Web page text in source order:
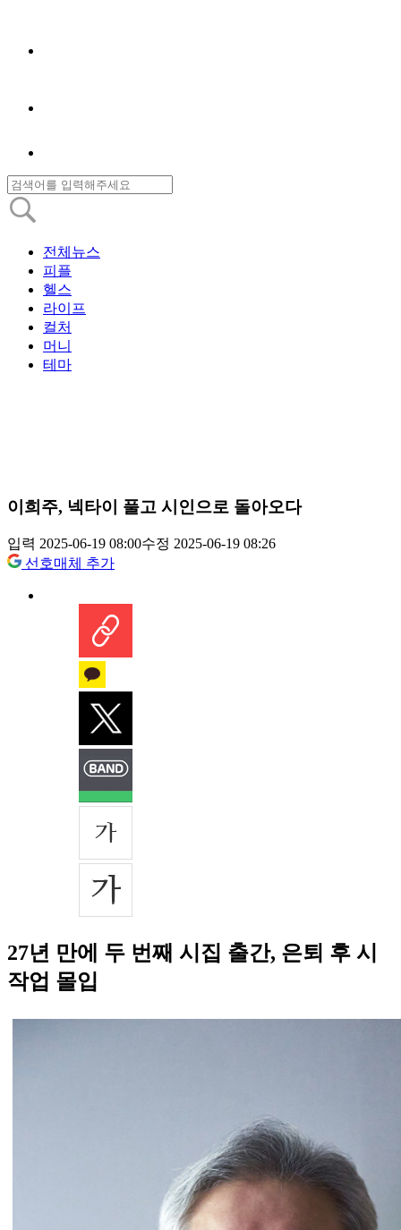
전체뉴스
피플
헬스
라이프
컬처
머니
테마
이희주, 넥타이 풀고 시인으로 돌아오다
입력 2025-06-19 08:00수정 2025-06-19 08:26
선호매체 추가
27년 만에 두 번째 시집 출간, 은퇴 후 시
작업 몰입